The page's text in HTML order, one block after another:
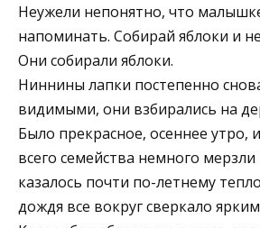
Неужели непонятно, что
напоминать. Собирай яблоки и
Они собирали яблоки.
Ниннины лапки постепенно
видимыми, они взбирались на
Было прекрасное, осеннее утро,
всего семейства немного
казалось почти по-летнему
дождя все вокруг сверкало